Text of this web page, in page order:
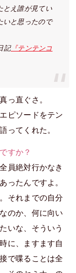
とえ誰が見てい
いと思ったので
記『テンテンコ
っ直ぐさ。
ピソードをテン
ってくれた。
すか？
員絶対行かなき
ったんですよ。
それまでの自分
のか、何に向い
いな、そういう
に、ますます自
で喋ることは全